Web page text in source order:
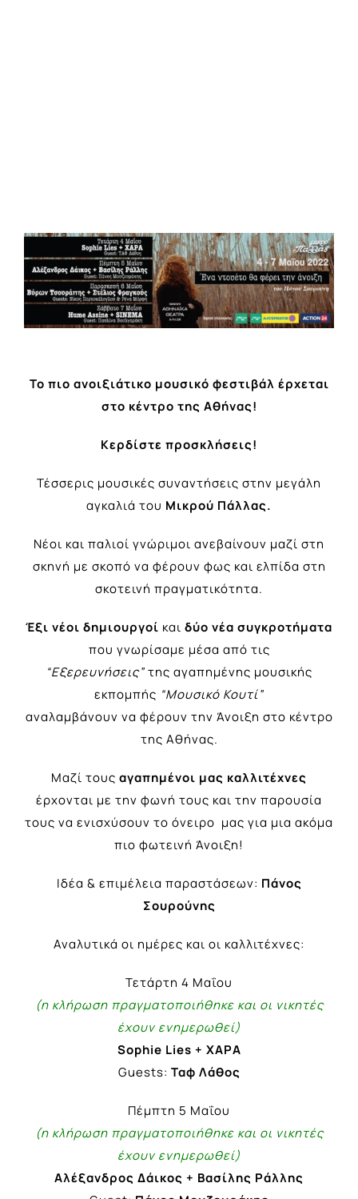
View
Larger
Image
Το πιο ανοιξιάτικο μουσικό φεστιβάλ έρχεται
στο κέντρο της Αθήνας!
Κερδίστε προσκλήσεις!
Τέσσερις μουσικές συναντήσεις στην μεγάλη
αγκαλιά του Μικρού Πάλλας.
Νέοι και παλιοί γνώριμοι ανεβαίνουν μαζί στη
σκηνή με σκοπό να φέρουν φως και ελπίδα στη
σκοτεινή πραγματικότητα.
Έξι νέοι δημιουργοί και δύο νέα συγκροτήματα
που γνωρίσαμε μέσα από τις
“Εξερευνήσεις”της αγαπημένης μουσικής
εκπομπής “Μουσικό Κουτί”
αναλαμβάνουν να φέρουν την Άνοιξη στο κέντρο
της Αθήνας.
Μαζί τους αγαπημένοι μας καλλιτέχνες
έρχονται με την φωνή τους και την παρουσία
τους να ενισχύσουν το όνειρο μας για μια ακόμα
πιο φωτεινή Άνοιξη!
Ιδέα & επιμέλεια παραστάσεων: Πάνος
Σουρούνης
Αναλυτικά οι ημέρες και οι καλλιτέχνες:
Τετάρτη 4 Μαΐου
(η κλήρωση πραγματοποιήθηκε και οι νικητές
έχουν ενημερωθεί)
Sophie Lies + ΧΑΡΑ
Guests: Ταφ Λάθος
Πέμπτη 5 Μαΐου
(η κλήρωση πραγματοποιήθηκε και οι νικητές
έχουν ενημερωθεί)
Αλέξανδρος Δάικος + Βασίλης Ράλλης